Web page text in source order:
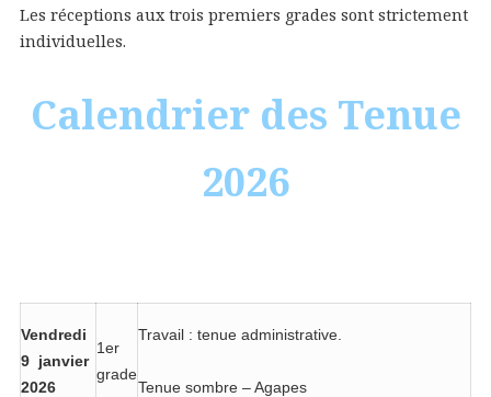
Les réceptions aux trois premiers grades sont strictement
individuelles.
Calendrier des Tenue
2026
Vendredi
9 janvier
2026
1er
grade
Travail : tenue administrative.
Tenue sombre – Agapes